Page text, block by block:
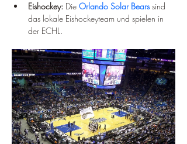
Eishockey: Die Orlando Solar Bears sind
das lokale Eishockeyteam und spielen in
der ECHL.